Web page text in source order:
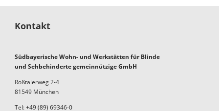
Kontakt
Südbayerische Wohn- und Werkstätten für Blinde
und Sehbehinderte gemeinnützige GmbH
Roßtalerweg 2-4
81549 München
Tel: +49 (89) 69346-0